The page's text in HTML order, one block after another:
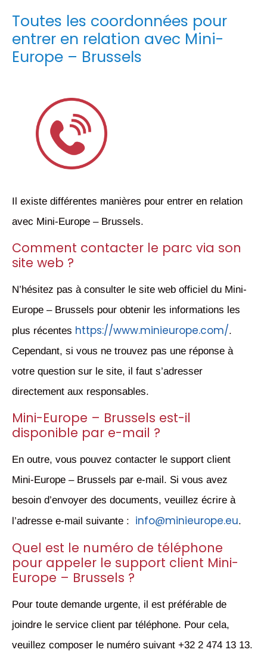
Toutes les coordonnées pour
entrer en relation avec Mini-
Europe – Brussels
Il existe différentes manières pour entrer en relation
avec Mini-Europe – Brussels.
Comment contacter le parc via son
site web ?
N’hésitez pas à consulter le site web officiel du Mini-
Europe – Brussels pour obtenir les informations les
plus récentes https://www.minieurope.com/.
Cependant, si vous ne trouvez pas une réponse à
votre question sur le site, il faut s’adresser
directement aux responsables.
Mini-Europe – Brussels est-il
disponible par e-mail ?
En outre, vous pouvez contacter le support client
Mini-Europe – Brussels par e-mail. Si vous avez
besoin d’envoyer des documents, veuillez écrire à
l’adresse e-mail suivante : info@minieurope.eu.
Quel est le numéro de téléphone
pour appeler le support client Mini-
Europe – Brussels ?
Pour toute demande urgente, il est préférable de
joindre le service client par téléphone. Pour cela,
veuillez composer le numéro suivant +32 2 474 13 13.